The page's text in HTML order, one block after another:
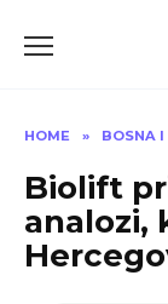
HOME » BOSNA I
Biolift
analozi,